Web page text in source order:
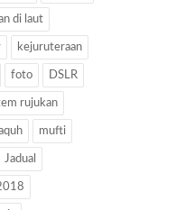
di laut
kejuruteraan
foto DSLR
rujukan
mufti
Jadual